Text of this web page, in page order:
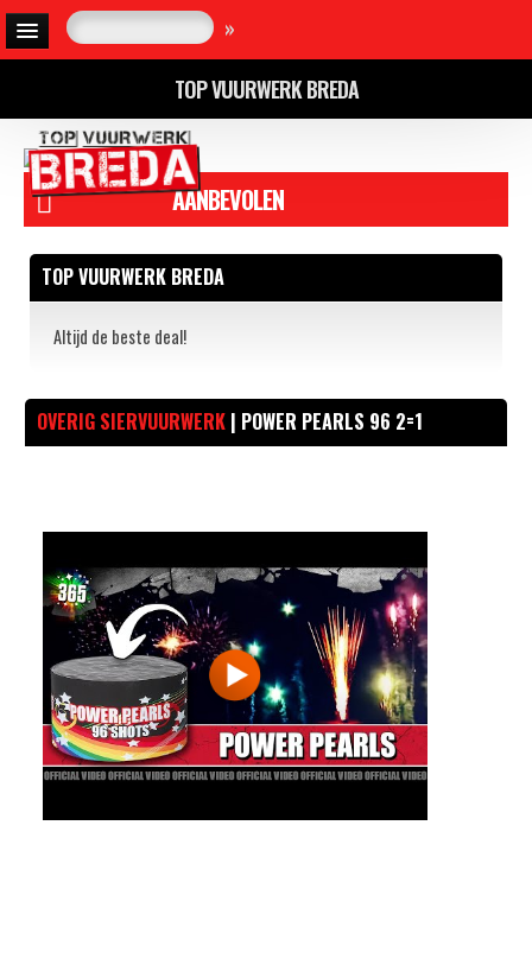
»
TOP VUURWERK BREDA
AANBEVOLEN
TOP VUURWERK BREDA
Altijd de beste deal!
OVERIG SIERVUURWERK | POWER PEARLS 96 2=1